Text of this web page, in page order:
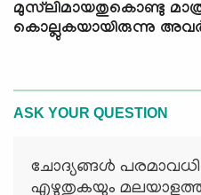
മുസ്‌ലിമായതുകൊണ്ടു
കൊല്ലുകയായിരുന്നു
ASK YOUR QUESTION
ചോദ്യങ്ങള്‍ പരമാവധി
എഴുതുകയും